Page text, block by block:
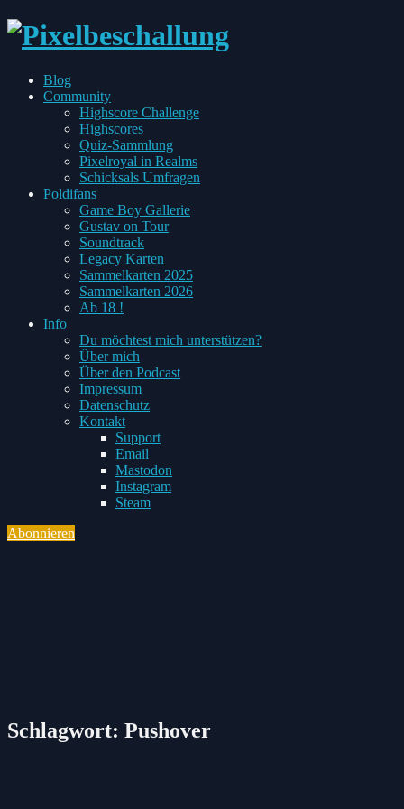
every
Pixel
Blog
CommunityToggle
child
menu
Highscore Challenge
Highscores
Quiz-Sammlung
Pixelroyal in Realms
Schicksals Umfragen
PoldifansToggle
child
menu
Game Boy Gallerie
Gustav on Tour
Soundtrack
Legacy Karten
Sammelkarten 2025
Sammelkarten 2026
Ab 18 !
InfoToggle
child
menu
Du möchtest mich unterstützen?
Über mich
Über den Podcast
Impressum
Datenschutz
KontaktToggle
child
menu
Support
Email
Mastodon
Instagram
Steam
Abonnieren
Schlagwort: Pushover